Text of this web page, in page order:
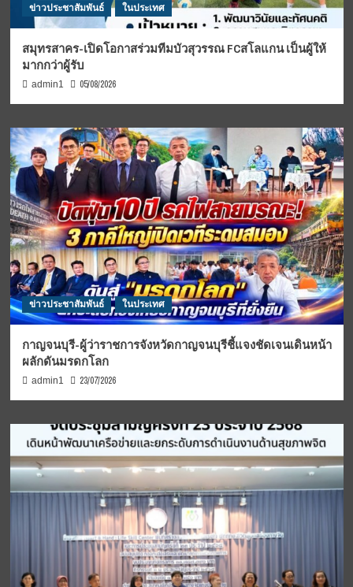
ข่าวประชาสัมพันธ์ ในประเทศ
สมุทรสาคร-เปิดโอกาสร่วมทีมบัวสุวรรณ FCสโลแกน เป็นผู้ให้
มากกว่าผู้รับ
admin1 05/08/2026
ข่าวประชาสัมพันธ์ ในประเทศ
กาญจนบุรี-ผู้ว่าราชการจังหวัดกาญจนบุรีชี้แจงชัดเจนเดินหน้า
ผลักดันมรดกโลก
admin1 23/07/2026